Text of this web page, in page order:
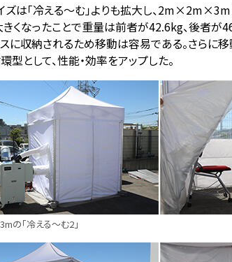
ズは「冷える～む」よりも拡大し、
きくなったことで重量は前者が42.6kg、後者が
に収納されるため移動は容易である。さらに
型として、性能・効率をアップした。
の「冷える～む2」